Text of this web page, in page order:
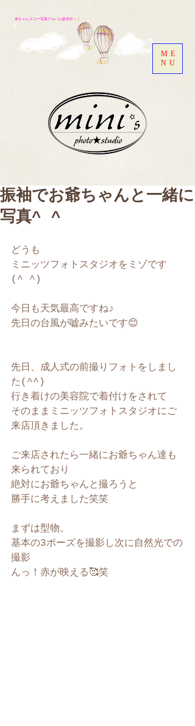
赤ちゃんエコー写真アルバム販売中
ME
NU
振袖でお爺ちゃんと一緒に
写真^ ^
どうも
ミニッツフォトスタジオをミゾです
(^ ^)
今日も天気最高ですね♪
先日の台風が嘘みたいです😊
先日、成人式の前撮りフォトをしまし
た(^^)
行き着けの美容院で着付けをされて
そのままミニッツフォトスタジオにご
来店頂きました。
ご来店されたら一緒にお爺ちゃん達も
来られており
絶対にお爺ちゃんと撮ろうと
勝手に考えました笑笑
まずは型物。
基本の3ポーズを撮影し次に自然光での
撮影
んっ！赤が映える🥰笑